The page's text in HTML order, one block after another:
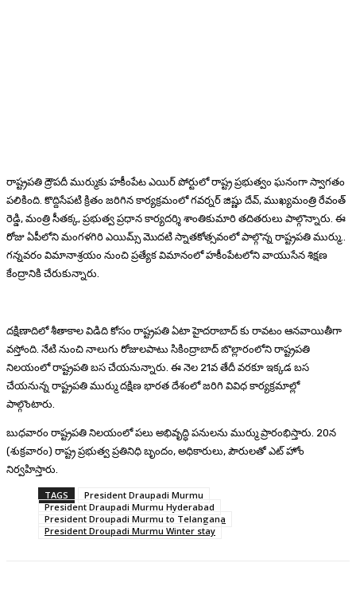
రాష్ట్రపతి ద్రౌపదీ ముర్ముకు హకీంపేట ఎయిర్ పోర్టులో రాష్ట్ర ప్రభుత్వం ఘనంగా స్వాగతం
పలికింది. కొద్దిసేపటి క్రితం జరిగిన కార్యక్రమంలో గవర్నర్ జిష్ణు దేవ్, ముఖ్యమంత్రి రేవంత్
రెడ్డి, మంత్రి సీతక్క, ప్రభుత్వ ప్రధాన కార్యదర్శి శాంతికుమారి తదితరులు పాల్గొన్నారు. ఈ
రోజు ఏపీలోని మంగళగిరి ఎయిమ్స్ మొదటి స్నాతకోత్సవంలో పాల్గొన్న రాష్ట్రపతి ముర్ము..
గన్నవరం విమానాశ్రయం నుంచి ప్రత్యేక విమానంలో హకీంపేటలోని వాయుసేన శిక్షణ
కేంద్రానికి చేరుకున్నారు.
దక్షిణాదిలో శీతాకాల విడిది కోసం రాష్ట్రపతి ఏటా హైదరాబాద్ కు రావటం ఆనవాయితీగా
వస్తోంది. నేటి నుంచి నాలుగు రోజులపాటు సికింద్రాబాద్ బొల్లారంలోని రాష్ట్రపతి
నిలయంలో రాష్ట్రపతి బస చేయనున్నారు. ఈ నెల 21వ తేదీ వరకూ ఇక్కడ బస
చేయనున్న రాష్ట్రపతి ముర్ము దక్షిణ భారత దేశంలో జరిగి వివిధ కార్యక్రమాల్లో
పాల్గొంటారు.
బుధవారం రాష్ట్రపతి నిలయంలో పలు అభివృద్ధి పనులను ముర్ము ప్రారంభిస్తారు. 20న
(శుక్రవారం) రాష్ట్ర ప్రభుత్వ ప్రతినిధి బృందం, అధికారులు, పౌరులతో ఎట్ హోం
నిర్వహిస్తారు.
TAGS
President Draupadi Murmu
President Draupadi Murmu Hyderabad
President Droupadi Murmu to Telangana
President Droupadi Murmu Winter stay